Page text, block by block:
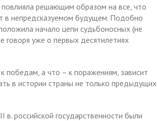
решающим образом на все, что
в непредсказуемом будущем. Подобно
начало цепи судьбоносных (не
говоря уже о первых десятилетиях
победам, а что – к поражениям, зависит
в истории страны не только предыдущих
российской государственности были